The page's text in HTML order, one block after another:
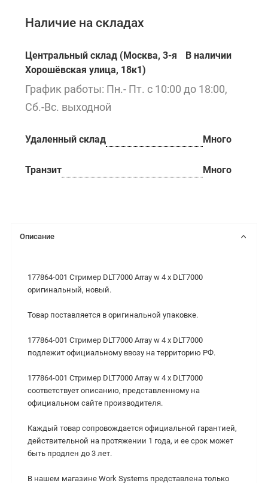
Наличие на складах
Центральный склад (Москва, 3-я
Хорошёвская улица, 18к1)
В наличии
График работы: Пн.- Пт. с 10:00 до 18:00,
Сб.-Вс. выходной
Удаленный склад Много
Транзит Много
Описание
177864-001 Стример DLT7000 Array w 4 x DLT7000
оригинальный, новый.
Товар поставляется в оригинальной упаковке.
177864-001 Стример DLT7000 Array w 4 x DLT7000
подлежит официальному ввозу на территорию РФ.
177864-001 Стример DLT7000 Array w 4 x DLT7000
соответствует описанию, представленному на
официальном сайте производителя.
Каждый товар сопровождается официальной гарантией,
действительной на протяжении 1 года, и ее срок может
быть продлен до 3 лет.
В нашем магазине Work Systems представлена только